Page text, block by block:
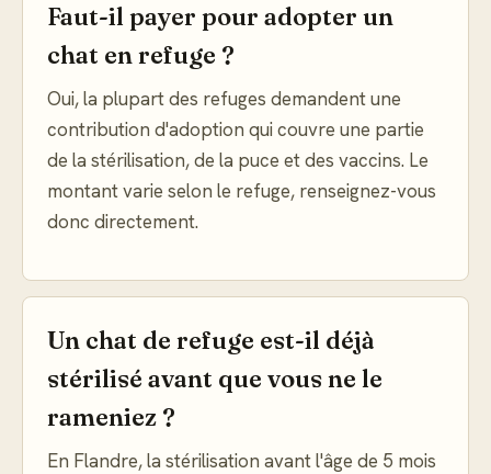
Faut-il payer pour adopter un
chat en refuge ?
Oui, la plupart des refuges demandent une
contribution d'adoption qui couvre une partie
de la stérilisation, de la puce et des vaccins. Le
montant varie selon le refuge, renseignez-vous
donc directement.
Un chat de refuge est-il déjà
stérilisé avant que vous ne le
rameniez ?
En Flandre, la stérilisation avant l'âge de 5 mois